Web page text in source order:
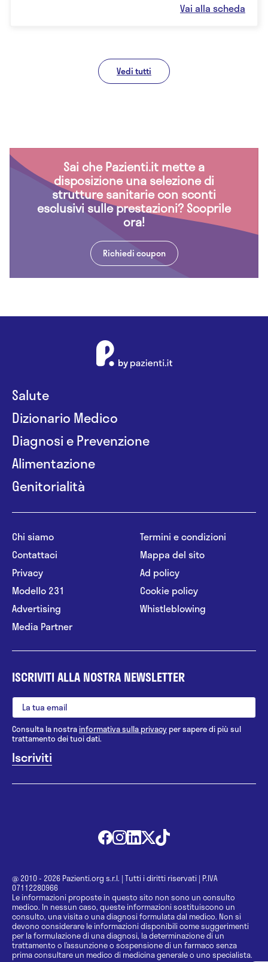
Vai alla scheda
Vedi tutti
Sai che Pazienti.it mette a
disposizione una selezione di
strutture sanitarie con sconti
esclusivi sulle prestazioni? Scoprile
ora!
Richiedi coupon
Salute
Dizionario Medico
Diagnosi e Prevenzione
Alimentazione
Genitorialità
Chi siamo
Contattaci
Privacy
Modello 231
Advertising
Media Partner
Termini e condizioni
Mappa del sito
Ad policy
Cookie policy
Whistleblowing
ISCRIVITI ALLA NOSTRA NEWSLETTER
Consulta la nostrainformativa sulla privacy per sapere di più sul
trattamento dei tuoi dati.
@ 2010 - 2026 Pazienti.org s.r.l. | Tutti i diritti riservati | P.IVA
07112280966
Le informazioni proposte in questo sito non sono un consulto
medico. In nessun caso, queste informazioni sostituiscono un
consulto, una visita o una diagnosi formulata dal medico. Non si
devono considerare le informazioni disponibili come suggerimenti
per la formulazione di una diagnosi, la determinazione di un
trattamento o l’assunzione o sospensione di un farmaco senza
prima consultare un medico di medicina generale o uno specialista.